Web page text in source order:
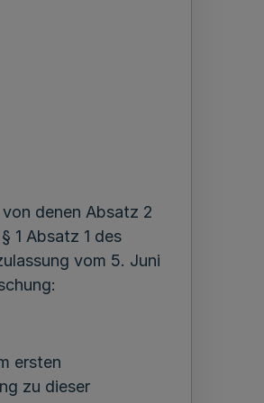
denen Absatz 2
1 Absatz 1 des
vom 5. Juni
ersten
zu dieser